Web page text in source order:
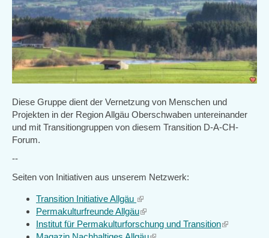
Diese Gruppe dient der Vernetzung von Menschen und
Projekten in der Region Allgäu Oberschwaben untereinander
und mit Transitiongruppen von diesem Transition D-A-CH-
Forum.
--
Seiten von Initiativen aus unserem Netzwerk:
Transition Initiative Allgäu (link
is
external)
Permakulturfreunde Allgäu(link
is
Institut für Permakulturforschung und Transition(link